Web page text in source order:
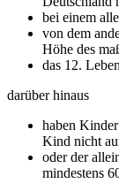
bei einem
von dem
Höhe des
das 12.
darüber hinaus
haben
Kind nicht
oder der
mindestens